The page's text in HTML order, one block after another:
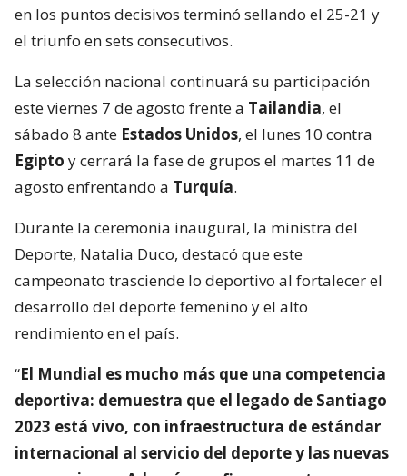
en los puntos decisivos terminó sellando el 25-21 y
el triunfo en sets consecutivos.
La selección nacional continuará su participación
este viernes 7 de agosto frente a Tailandia, el
sábado 8 ante Estados Unidos, el lunes 10 contra
Egipto y cerrará la fase de grupos el martes 11 de
agosto enfrentando a Turquía.
Durante la ceremonia inaugural, la ministra del
Deporte, Natalia Duco, destacó que este
campeonato trasciende lo deportivo al fortalecer el
desarrollo del deporte femenino y el alto
rendimiento en el país.
“El Mundial es mucho más que una competencia
deportiva: demuestra que el legado de Santiago
2023 está vivo, con infraestructura de estándar
internacional al servicio del deporte y las nuevas